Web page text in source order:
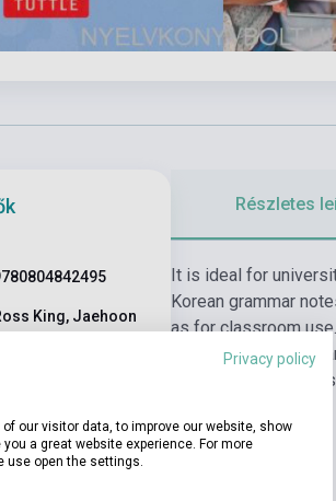
King, Jaehoon
Részletes
It is ideal for
Korean grammar
as for classroom use.
followed by
introduced. The
Privacy policy
our visitor data, to improve our website, show
a great website experience. For more
use open the settings.